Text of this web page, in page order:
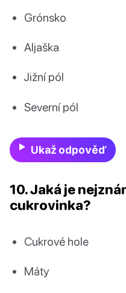
Grónsko
Aljaška
Jižní pól
Severní pól
Ukaž odpověď
10. Jaká je
cukrovinka?
Cukrové hole
Máty